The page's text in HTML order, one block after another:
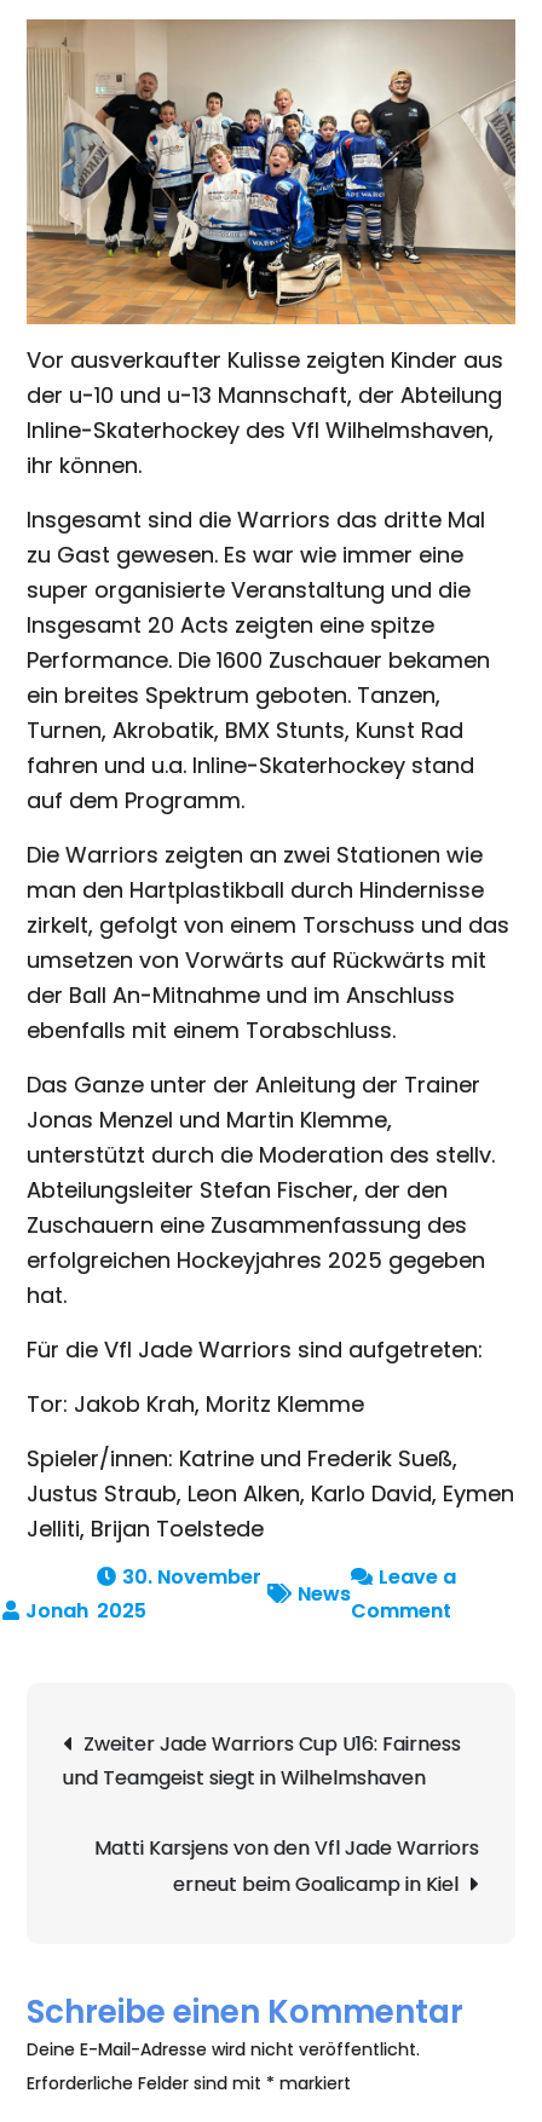
Vor ausverkaufter Kulisse zeigten Kinder aus
der u-10 und u-13 Mannschaft, der Abteilung
Inline-Skaterhockey des Vfl Wilhelmshaven,
ihr können.
Insgesamt sind die Warriors das dritte Mal
zu Gast gewesen. Es war wie immer eine
super organisierte Veranstaltung und die
Insgesamt 20 Acts zeigten eine spitze
Performance. Die 1600 Zuschauer bekamen
ein breites Spektrum geboten. Tanzen,
Turnen, Akrobatik, BMX Stunts, Kunst Rad
fahren und u.a. Inline-Skaterhockey stand
auf dem Programm.
Die Warriors zeigten an zwei Stationen wie
man den Hartplastikball durch Hindernisse
zirkelt, gefolgt von einem Torschuss und das
umsetzen von Vorwärts auf Rückwärts mit
der Ball An-Mitnahme und im Anschluss
ebenfalls mit einem Torabschluss.
Das Ganze unter der Anleitung der Trainer
Jonas Menzel und Martin Klemme,
unterstützt durch die Moderation des stellv.
Abteilungsleiter Stefan Fischer, der den
Zuschauern eine Zusammenfassung des
erfolgreichen Hockeyjahres 2025 gegeben
hat.
Für die Vfl Jade Warriors sind aufgetreten:
Tor: Jakob Krah, Moritz Klemme
Spieler/innen: Katrine und Frederik Sueß,
Justus Straub, Leon Alken, Karlo David, Eymen
Jelliti, Brijan Toelstede
30. November
2025
News
Leave a
Comment
Warriors
Event
in
Zweiter Jade Warriors Cup U16: Fairness
und Teamgeist siegt in Wilhelmshaven
Matti Karsjens von den Vfl Jade Warriors
erneut beim Goalicamp in Kiel
Schreibe einen Kommentar
Deine E-Mail-Adresse wird nicht veröffentlicht.
Erforderliche Felder sind mit * markiert